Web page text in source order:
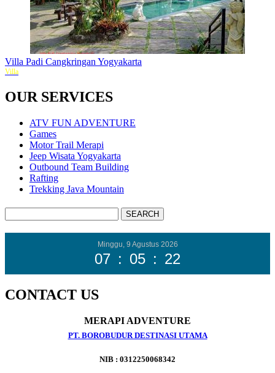
Villa Padi Cangkringan Yogyakarta
Villa
OUR SERVICES
ATV FUN ADVENTURE
Games
Motor Trail Merapi
Jeep Wisata Yogyakarta
Outbound Team Building
Rafting
Trekking Java Mountain
Minggu, 9 Agustus 2026
07 : 05 : 24
CONTACT US
MERAPI ADVENTURE
PT. BOROBUDUR DESTINASI UTAMA
NIB : 0312250068342